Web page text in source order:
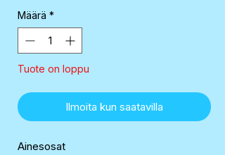
Kilogram
Määrä *
Tuote on loppu
Ilmoita kun saatavilla
Ainesosat